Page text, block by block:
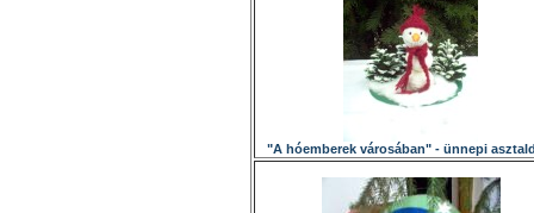
"A hóemberek városában" - ünnepi